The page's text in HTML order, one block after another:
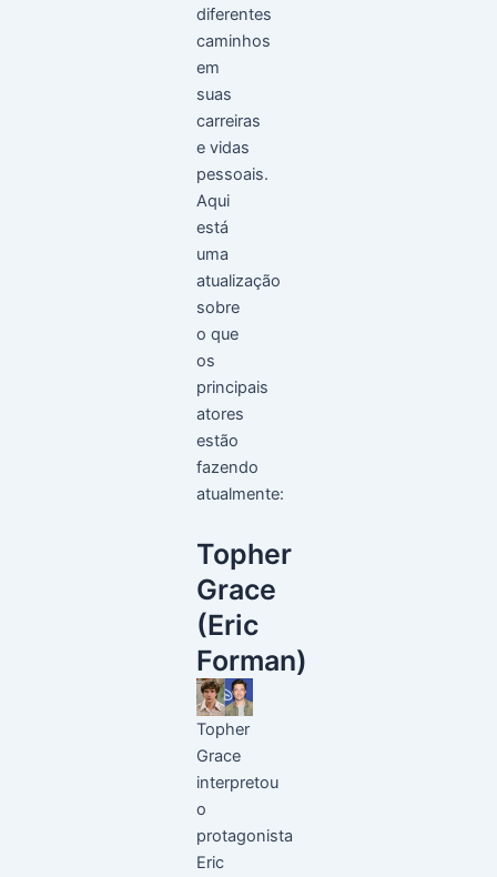
diferentes
caminhos
em
suas
carreiras
e vidas
pessoais.
Aqui
está
uma
atualização
sobre
o que
os
principais
atores
estão
fazendo
atualmente:
Topher
Grace
(Eric
Forman)
Topher
Grace
interpretou
o
protagonista
Eric